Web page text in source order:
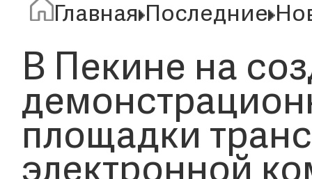
Главная Последние
В Пекине на
площадки